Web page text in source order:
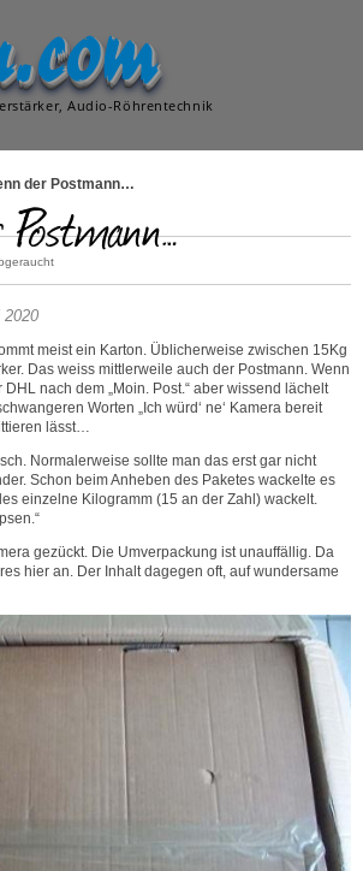
Audio-Röhrentechnik
der Postmann…
2020
meist ein Karton. Üblicherweise zwischen 15Kg
Das weiss mittlerweile auch der Postmann. Wenn
nach dem „Moin. Post.“ aber wissend lächelt
Worten „Ich würd‘ ne‘ Kamera bereit
lässt…
Normalerweise sollte man das erst gar nicht
Schon beim Anheben des Paketes wackelte es
einzelne Kilogramm (15 an der Zahl) wackelt.
gezückt. Die Umverpackung ist unauffällig. Da
hier an. Der Inhalt dagegen oft, auf wundersame